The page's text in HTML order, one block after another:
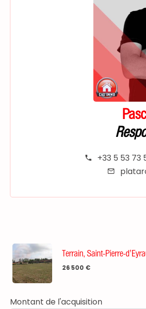
+33 5 53 73
Terrain, Saint-Pierre-
26 500 €
Montant de l'acquisition